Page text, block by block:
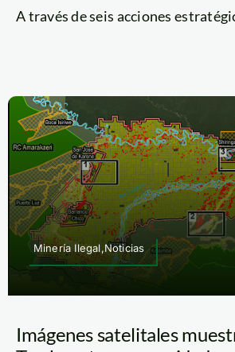
A través de seis acciones
Minería Ilegal,Noticias
Imágenes satelitales